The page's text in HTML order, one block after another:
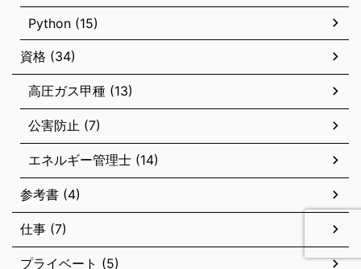
Python (15)
資格 (34)
高圧ガス甲種 (13)
公害防止 (7)
エネルギー管理士 (14)
参考書 (4)
仕事 (7)
プライベート (5)